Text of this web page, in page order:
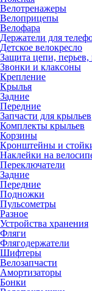
Велотренажеры
Велоприцепы
Велофара
Держатели для
Детское велокресло
Защита цепи, перьев,
Звонки и клаксоны
Крепление
Крылья
Задние
Передние
Запчасти для крыльев
Комплекты крыльев
Корзины
Кронштейны и
Наклейки на
Переключатели
Задние
Передние
Подножки
Пульсометры
Разное
Устройства хранения
Фляги
Флягодержатели
Шифтеры
Велозапчасти
Амортизаторы
Бонки